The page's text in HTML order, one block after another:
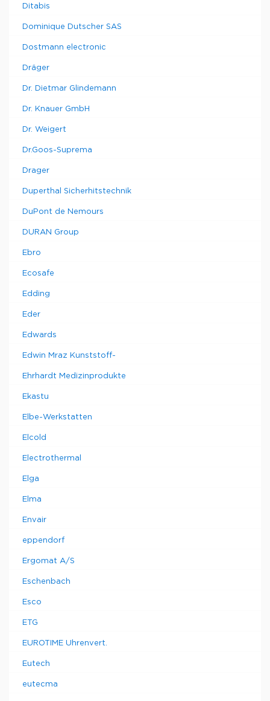
Ditabis
Dominique Dutscher SAS
Dostmann electronic
Dräger
Dr. Dietmar Glindemann
Dr. Knauer GmbH
Dr. Weigert
Dr.Goos-Suprema
Drager
Duperthal Sicherhitstechnik
DuPont de Nemours
DURAN Group
Ebro
Ecosafe
Edding
Eder
Edwards
Edwin Mraz Kunststoff-
Ehrhardt Medizinprodukte
Ekastu
Elbe-Werkstatten
Elcold
Electrothermal
Elga
Elma
Envair
eppendorf
Ergomat A/S
Eschenbach
Esco
ETG
EUROTIME Uhrenvert.
Eutech
eutecma